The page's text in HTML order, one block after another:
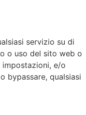
servizio su di
o uso del sito web o
e/o
bypassare, qualsiasi